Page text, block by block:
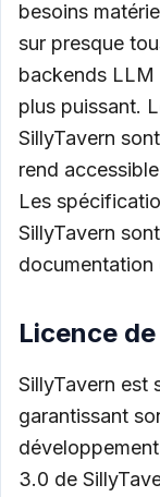
besoins
sur presque
backends LLM
plus puissant.
SillyTavern
rend
Les
SillyTavern
documentation
Licence
SillyTavern est
garantissant
3.0 de